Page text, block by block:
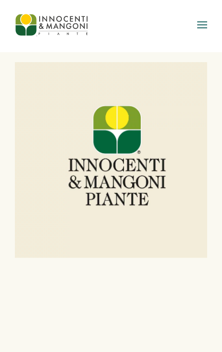
Skip to main content